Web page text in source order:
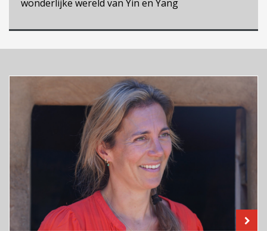
wonderlijke wereld van Yin en Yang